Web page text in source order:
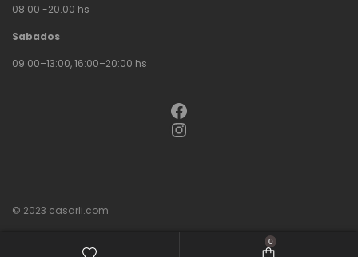
08.00 -20.00 hs
Sabados
09:00–13:00, 16:00–20:00 hs
Facebook
Instagram
© 2023 casarli.com
0